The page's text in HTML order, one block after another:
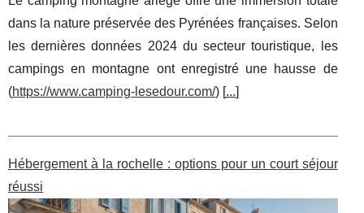
dans la nature préservée des Pyrénées françaises. Selon
les dernières données 2024 du secteur touristique, les
campings en montagne ont enregistré une hausse de
(https://www.camping-lesedour.com/) [...]
Hébergement à la rochelle : options pour un court séjour
réussi